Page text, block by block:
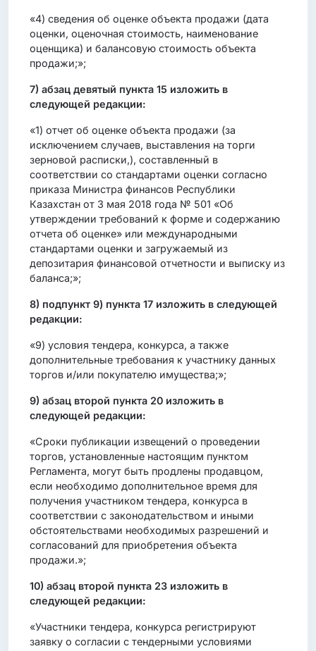
«4) сведения об оценке объекта продажи (дата
оценки, оценочная стоимость, наименование
оценщика) и балансовую стоимость объекта
продажи;»;
7) абзац девятый пункта 15 изложить в
следующей редакции:
«1) отчет об оценке объекта продажи (за
исключением случаев, выставления на торги
зерновой расписки,), составленный в
соответствии со стандартами оценки согласно
приказа Министра финансов Республики
Казахстан от 3 мая 2018 года № 501 «Об
утверждении требований к форме и содержанию
отчета об оценке» или международными
стандартами оценки и загружаемый из
депозитария финансовой отчетности и выписку из
баланса;»;
8) подпункт 9) пункта 17 изложить в следующей
редакции:
«9) условия тендера, конкурса, а также
дополнительные требования к участнику данных
торгов и/или покупателю имущества;»;
9) абзац второй пункта 20 изложить в
следующей редакции:
«Сроки публикации извещений о проведении
торгов, установленные настоящим пунктом
Регламента, могут быть продлены продавцом,
если необходимо дополнительное время для
получения участником тендера, конкурса в
соответствии с законодательством и иными
обстоятельствами необходимых разрешений и
согласований для приобретения объекта
продажи.»;
10) абзац второй пункта 23 изложить в
следующей редакции:
«Участники тендера, конкурса регистрируют
заявку о согласии с тендерными условиями